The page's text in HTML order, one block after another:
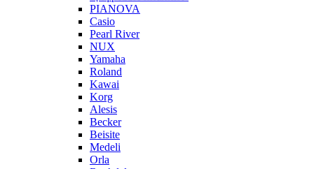
PIANOVA
Casio
Pearl River
NUX
Yamaha
Roland
Kawai
Korg
Alesis
Becker
Beisite
Medeli
Orla